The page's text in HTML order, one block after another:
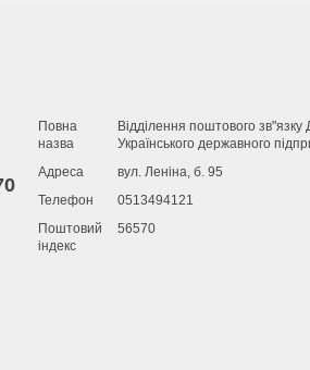
Повна
назва
Відділення поштового
Українського державного
Адреса
вул. Леніна, б. 95
Телефон
0513494121
Поштовий
індекс
56570